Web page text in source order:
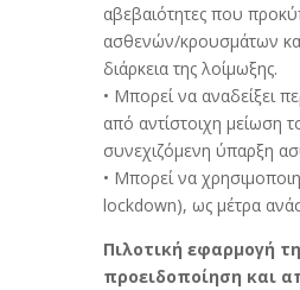
αβεβαιότητες που
ασθενών/κρουσμάτων
διάρκεια της λοίμωξης.
• Μπορεί να αναδείξει
από αντίστοιχη μείωση
συνεχιζόμενη ύπαρξη
• Μπορεί να
lockdown), ως μέτρα
Πιλοτική εφαρμογή
προειδοποίηση και